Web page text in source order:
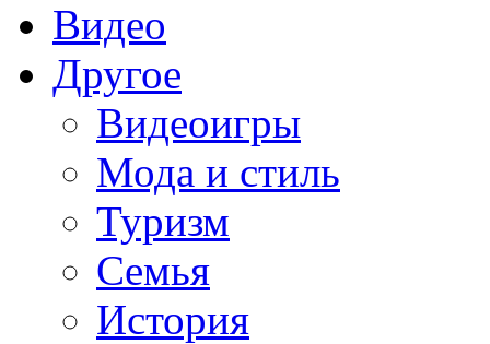
Видео
Другое
Видеоигры
Мода и стиль
Туризм
Семья
История